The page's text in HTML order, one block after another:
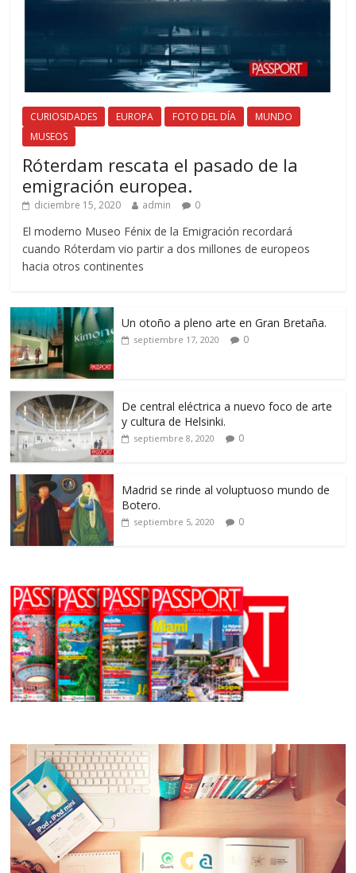
CURIOSIDADES EUROPA FOTO DEL DÍA
MUNDO
MUSEOS
Róterdam rescata el pasado de la
emigración europea.
diciembre 15, 2020 admin 0
El moderno Museo Fénix de la Emigración recordará
cuando Róterdam vio partir a dos millones de europeos
hacia otros continentes
Un otoño a pleno arte en Gran Bretaña.
septiembre 17, 2020 0
De central eléctrica a nuevo foco de arte
y cultura de Helsinki.
septiembre 8, 2020 0
Madrid se rinde al voluptuoso mundo de
Botero.
septiembre 5, 2020 0